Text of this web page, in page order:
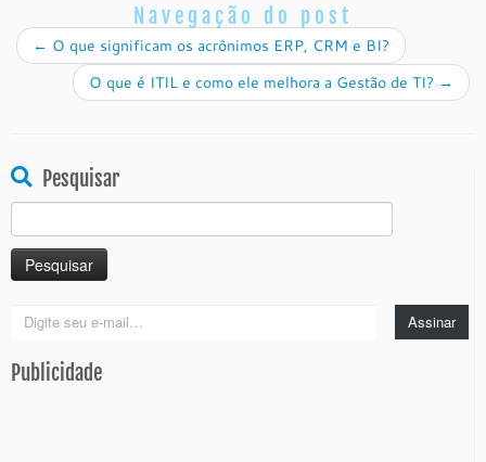
Navegação do post
← O que significam os acrônimos ERP, CRM e BI?
O que é ITIL e como ele melhora a Gestão de TI? →
Pesquisar
por:
Digite
e-
mail…
Assinar
Publicidade